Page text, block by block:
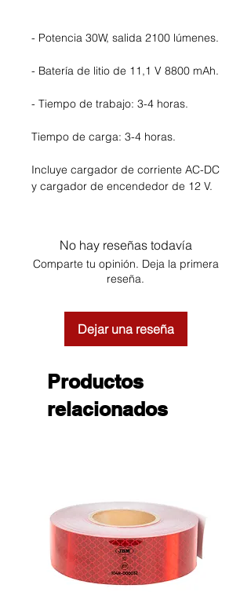
- Potencia 30W, salida 2100 lúmenes.
- Batería de litio de 11,1 V 8800 mAh.
- Tiempo de trabajo: 3-4 horas.
Tiempo de carga: 3-4 horas.
Incluye cargador de corriente AC-DC
y cargador de encendedor de 12 V.
No hay reseñas todavía
Comparte tu opinión. Deja la primera
reseña.
Dejar una reseña
Productos
relacionados